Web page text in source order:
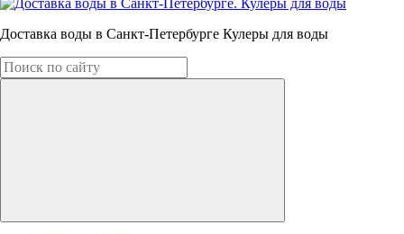
Доставка воды в Санкт-Петербурге Кулеры для воды